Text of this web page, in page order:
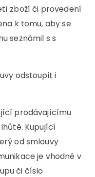
zboží či provedení
k tomu, aby se
seznámil s s
odstoupit i
prodávajícímu
Kupující
od smlouvy
je vhodné v
či číslo